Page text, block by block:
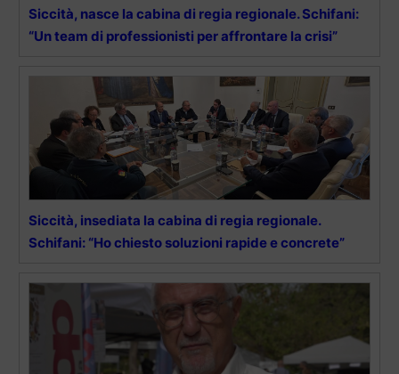
Siccità, nasce la cabina di regia regionale. Schifani:
“Un team di professionisti per affrontare la crisi”
Siccità, insediata la cabina di regia regionale.
Schifani: “Ho chiesto soluzioni rapide e concrete”